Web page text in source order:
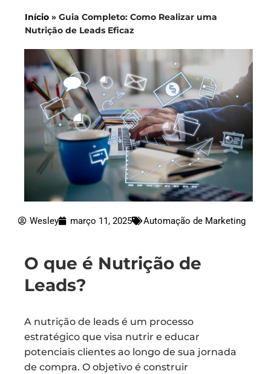
Início » Guia Completo: Como Realizar uma
Nutrição de Leads Eficaz
Wesley março 11, 2025 Automação de Marketing
O que é Nutrição de
Leads?
A nutrição de leads é um processo
estratégico que visa nutrir e educar
potenciais clientes ao longo de sua jornada
de compra. O objetivo é construir